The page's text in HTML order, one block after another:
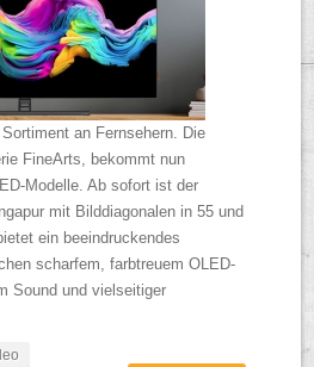
an Fernsehern. Die
FineArts, bekommt nun
Modelle. Ab sofort ist der
mit Bilddiagonalen in 55 und
ein beeindruckendes
scharfem, farbtreuem OLED-
Sound und vielseitiger